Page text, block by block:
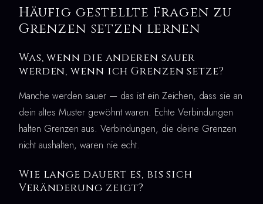
Häufig gestellte Fragen zu
Grenzen setzen lernen
Was, wenn die anderen sauer
werden, wenn ich Grenzen setze?
Manche werden sauer — das ist ein Zeichen, dass sie an
dein altes Muster gewöhnt waren. Echte Verbindungen
halten Grenzen aus. Verbindungen, die deine Grenzen
nicht aushalten, waren nie echt.
Wie lange dauert es, bis sich
Veränderung zeigt?